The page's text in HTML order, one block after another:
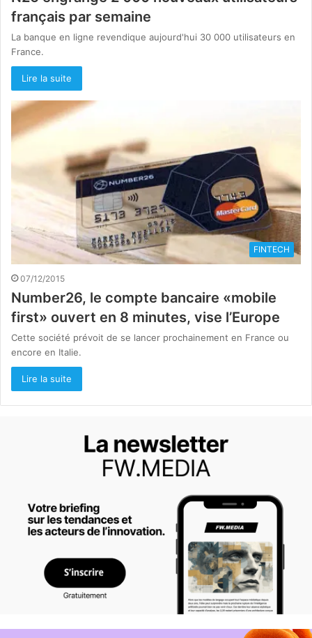
français par semaine
La banque en ligne revendique aujourd'hui 30 000 utilisateurs en
France.
Lire la suite
FINTECH
07/12/2015
Number26, le compte bancaire «mobile
first» ouvert en 8 minutes, vise l’Europe
Cette société prévoit de se lancer prochainement en France ou
encore en Italie.
Lire la suite